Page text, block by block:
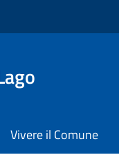
Vivere il Comune